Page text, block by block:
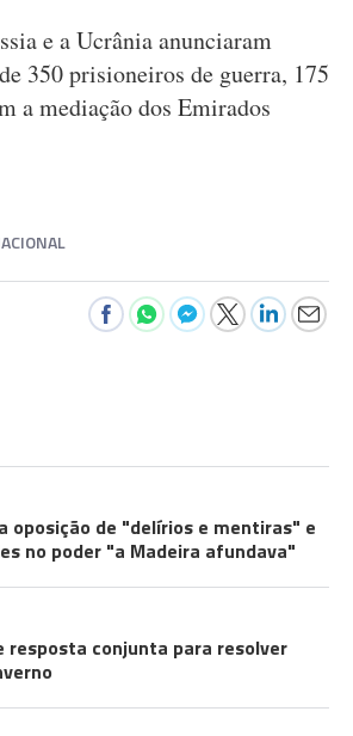
e a Ucrânia anunciaram
350 prisioneiros de guerra, 175
a mediação dos Emirados
oposição de "delírios e mentiras" e
no poder "a Madeira afundava"
resposta conjunta para resolver